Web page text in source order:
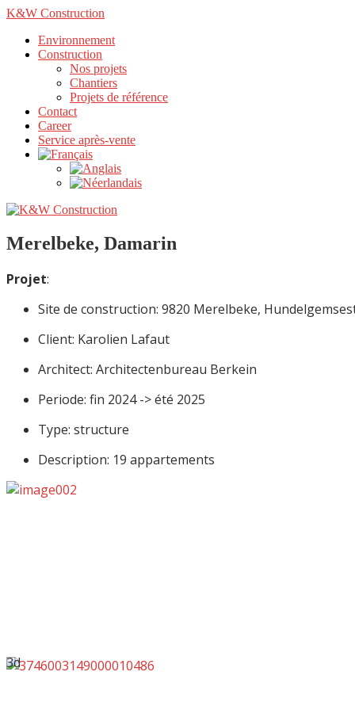
K&W Construction
Environnement
Construction
Nos projets
Chantiers
Projets de référence
Contact
Career
Service après-vente
Merelbeke, Damarin
Projet:
Site de construction: 9820 Merelbeke,
Client: Karolien Lafaut
Architect: Architectenbureau Berkein
Periode: fin 2024 -> été 2025
Type: structure
Description: 19 appartements
3d